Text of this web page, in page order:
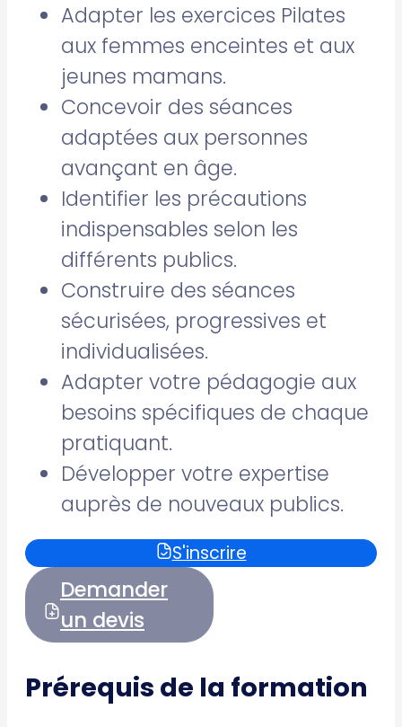
Adapter les exercices Pilates
aux femmes enceintes et aux
jeunes mamans.
Concevoir des séances
adaptées aux personnes
avançant en âge.
Identifier les précautions
indispensables selon les
différents publics.
Construire des séances
sécurisées, progressives et
individualisées.
Adapter votre pédagogie aux
besoins spécifiques de chaque
pratiquant.
Développer votre expertise
auprès de nouveaux publics.
S'inscrire
Demander
un devis
Prérequis de la formation